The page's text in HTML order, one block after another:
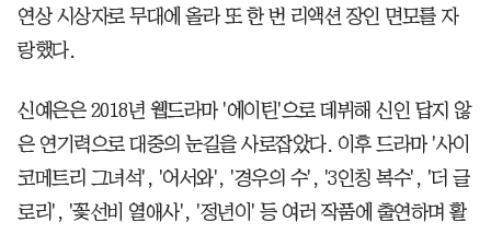
연상 시상자로 무대에 올라 또 한 번 리액션 장인 면모를 자
랑했다.
신예은은 2018년 웹드라마 '에이틴'으로 데뷔해 신인 답지 않
은 연기력으로 대중의 눈길을 사로잡았다. 이후 드라마 '사이
코메트리 그녀석', '어서와', '경우의 수', '3인칭 복수', '더 글
로리', '꽃선비 열애사', '정년이' 등 여러 작품에 출연하며 활